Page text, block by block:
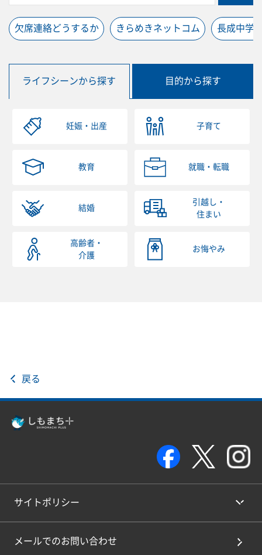
欠席連絡どうするか きらめきネットコム 長成中学
ライフシーンから探す 目的から探す
妊娠・出産 子育て
教育 就職・転職
結婚
引越し・
住まい
高齢者・
介護
お悔やみ
戻る
サイトポリシー
メールでのお問い合わせ